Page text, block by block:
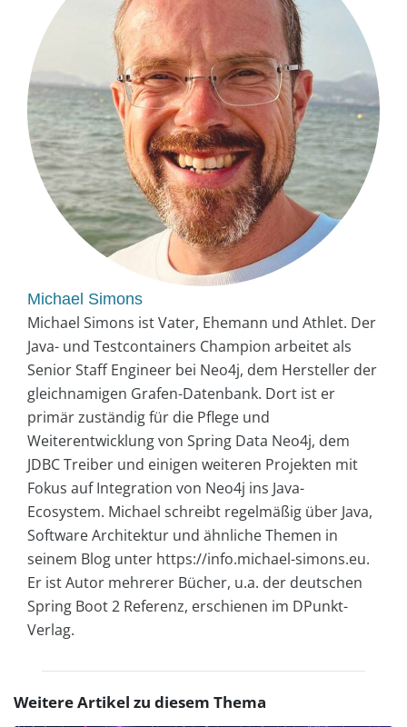
Michael Simons
Michael Simons ist Vater, Ehemann und Athlet. Der
Java- und Testcontainers Champion arbeitet als
Senior Staff Engineer bei Neo4j, dem Hersteller der
gleichnamigen Grafen-Datenbank. Dort ist er
primär zuständig für die Pflege und
Weiterentwicklung von Spring Data Neo4j, dem
JDBC Treiber und einigen weiteren Projekten mit
Fokus auf Integration von Neo4j ins Java-
Ecosystem. Michael schreibt regelmäßig über Java,
Software Architektur und ähnliche Themen in
seinem Blog unter https://info.michael-simons.eu.
Er ist Autor mehrerer Bücher, u.a. der deutschen
Spring Boot 2 Referenz, erschienen im DPunkt-
Verlag.
Weitere Artikel zu diesem Thema